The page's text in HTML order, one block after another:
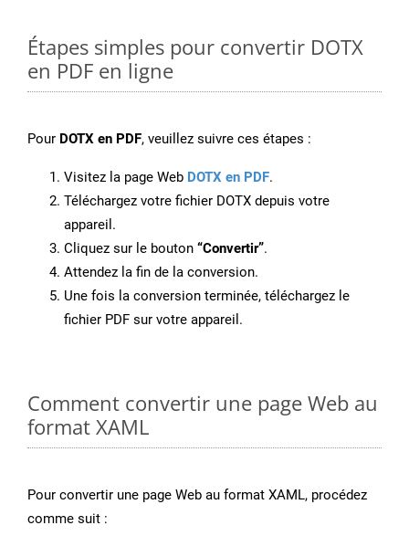
Étapes simples pour convertir DOTX
en PDF en ligne
Pour DOTX en PDF, veuillez suivre ces étapes :
Visitez la page Web DOTX en PDF.
Téléchargez votre fichier DOTX depuis votre
appareil.
Cliquez sur le bouton “Convertir”.
Attendez la fin de la conversion.
Une fois la conversion terminée, téléchargez le
fichier PDF sur votre appareil.
Comment convertir une page Web au
format XAML
Pour convertir une page Web au format XAML, procédez
comme suit :